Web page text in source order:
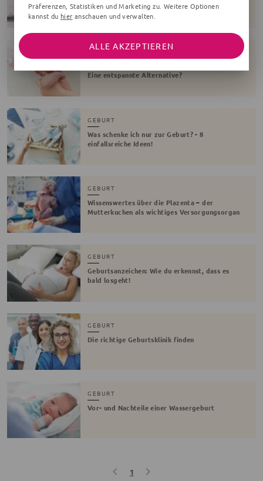
ohne Schmerzen
GEBURT
Eine entspannte Alternative?
GEBURT
Was schenke ich nur zur Geburt? - 8
einfallsreiche Ideen!
GEBURT
Wissenswertes über die Plazenta – der
Mutterkuchen als wichtiges Versorgungsorgan
GEBURT
Geburtsanzeichen: Wie du erkennst, dass es
bald losgeht!
GEBURT
Die richtige Geburtsklinik finden
GEBURT
Vor- und Nachteile einer Wassergeburt
1
Präferenzen, Statistiken und Marketing zu. Weitere Optionen
kannst du hier anschauen und verwalten.
ALLE AKZEPTIEREN